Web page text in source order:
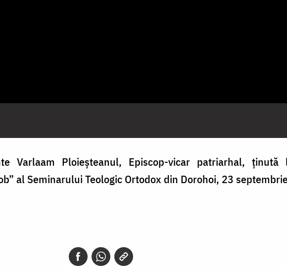
Varlaam Ploieșteanul, Episcop-vicar patriarhal,
al Seminarului Teologic Ortodox din Dorohoi, 23